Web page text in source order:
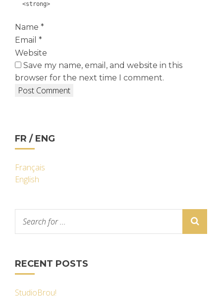
<strong>
Name *
Email *
Website
Save my name, email, and website in this
browser for the next time I comment.
FR / ENG
Français
English
RECENT POSTS
StudioBrou!